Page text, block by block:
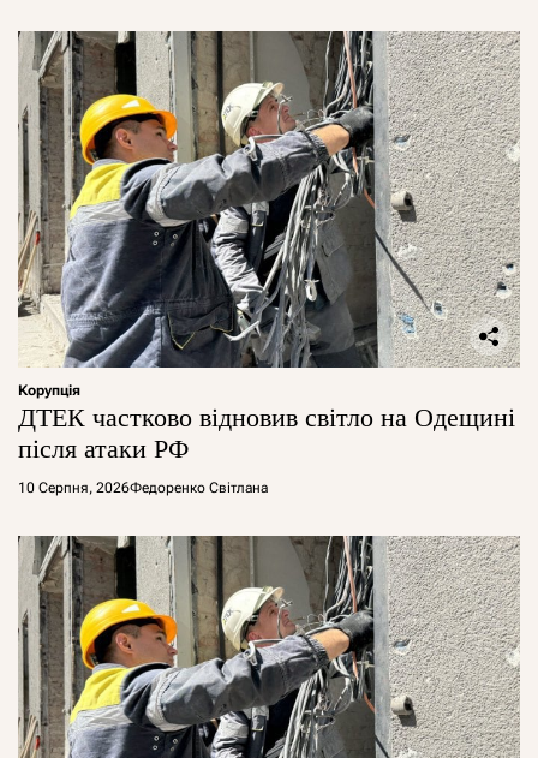
Корупція
ДТЕК частково відновив світло на Одещині
після атаки РФ
10 Серпня, 2026Федоренко Світлана